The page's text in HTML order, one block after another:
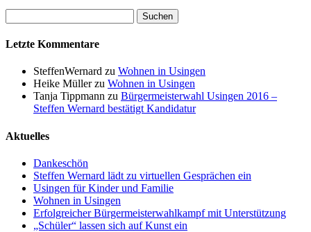
nach:
Letzte Kommentare
SteffenWernard zu Wohnen in Usingen
Heike Müllerzu Wohnen in Usingen
Tanja Tippmann zu Bürgermeisterwahl Usingen 2016 –
Steffen Wernard bestätigt Kandidatur
Aktuelles
Dankeschön
Steffen Wernard lädt zu virtuellen Gesprächen ein
Usingen für Kinder und Familie
Wohnen in Usingen
Erfolgreicher Bürgermeisterwahlkampf mit Unterstützung
„Schüler“ lassen sich auf Kunst ein